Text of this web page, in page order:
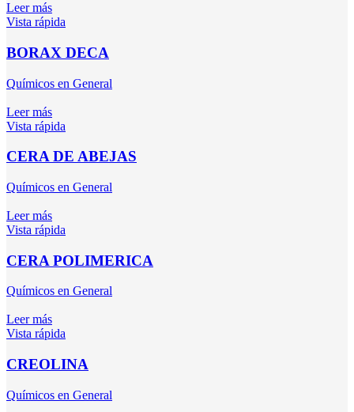
Leer más
Vista rápida
BORAX DECA
Químicos en General
Leer más
Vista rápida
CERA DE ABEJAS
Químicos en General
Leer más
Vista rápida
CERA POLIMERICA
Químicos en General
Leer más
Vista rápida
CREOLINA
Químicos en General